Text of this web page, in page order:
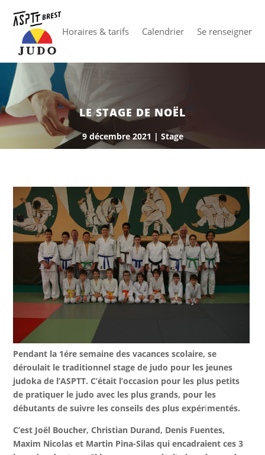
Horaires & tarifs Calendrier Se renseigner
LE STAGE DE NOËL
9 décembre 2021 | Stage
Pendant la 1ére semaine des vacances scolaire, se
déroulait le traditionnel stage de judo pour les jeunes
judoka de l’ASPTT. C’était l’occasion pour les plus petits
de pratiquer le judo avec les plus grands, pour les
débutants de suivre les conseils des plus expérimentés.
C’est Joël Boucher, Christian Durand, Denis Fuentes,
Maxim Nicolas et Martin Pina-Silas qui encadraient ces 3